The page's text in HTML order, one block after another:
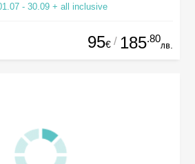
- 30.09 + all inclusive
95€ / 185.80
лв.